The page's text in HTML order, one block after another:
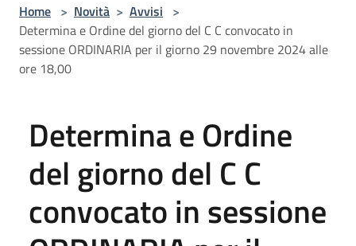
Home > Novità > Avvisi >
Determina e Ordine del giorno del C C convocato in
sessione ORDINARIA per il giorno 29 novembre 2024 alle
ore 18,00
Determina e Ordine
del giorno del C C
convocato in sessione